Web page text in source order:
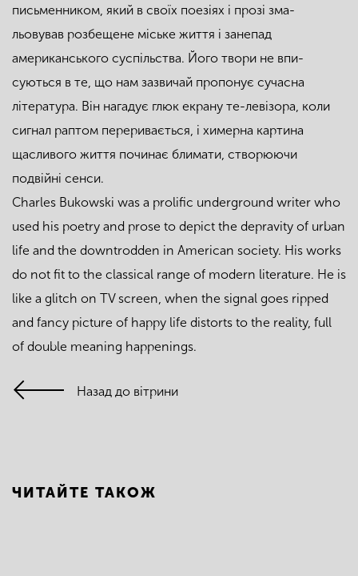
письменником, який в своїх поезіях і прозі зма-
льовував розбещене міське життя і занепад
американського суспільства. Його твори не впи-
суються в те, що нам зазвичай пропонує сучасна
література. Він нагадує глюк екрану те-левізора, коли
сигнал раптом переривається, і химерна картина
щасливого життя починає блимати, створюючи
подвійні сенси.
Charles Bukowski was a prolific underground writer who
used his poetry and prose to depict the depravity of urban
life and the downtrodden in American society. His works
do not fit to the classical range of modern literature. He is
like a glitch on TV screen, when the signal goes ripped
and fancy picture of happy life distorts to the reality, full
of double meaning happenings.
Назад до вітрини
ЧИТАЙТЕ ТАКОЖ